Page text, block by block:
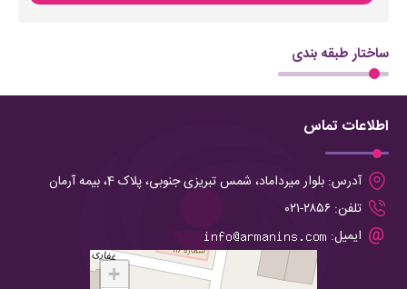
ساختار طبقه بندی
اطلاعات تماس
آدرس: بلوار میرداماد، شمس تبریزی جنوبی، پلاک 4، بیمه آرمان
تلفن: ۲۸۵۶-۰۲۱
ایمیل:
+